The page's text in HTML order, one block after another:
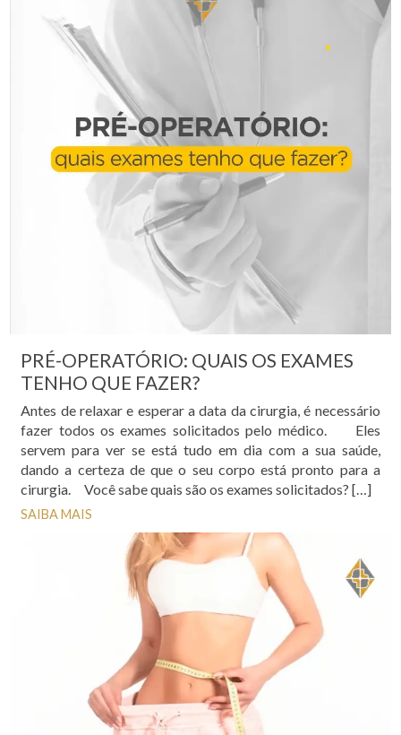
PRÉ-OPERATÓRIO: QUAIS OS EXAMES
TENHO QUE FAZER?
Antes de relaxar e esperar a data da cirurgia, é necessário
fazer todos os exames solicitados pelo médico. Eles
servem para ver se está tudo em dia com a sua saúde,
dando a certeza de que o seu corpo está pronto para a
cirurgia. Você sabe quais são os exames solicitados? […]
SAIBA MAIS